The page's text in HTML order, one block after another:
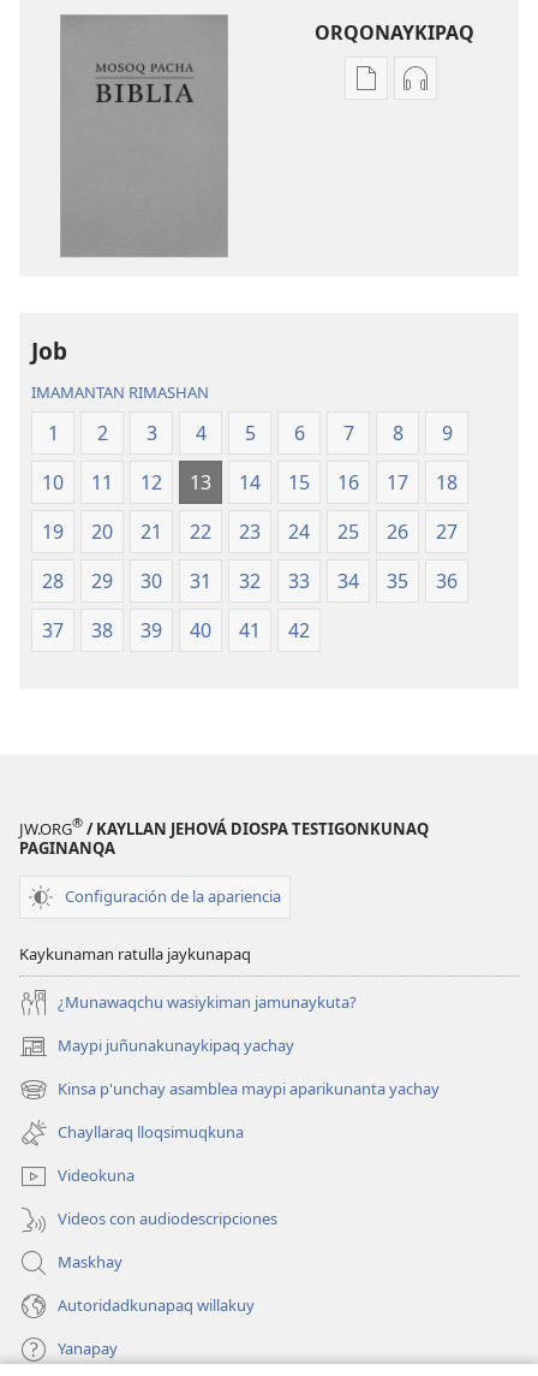
ORQONAYKIPAQ
Kaypi Kaypin
Job
IMAMANTAN RIMASHAN
1 2 3 4 5 6 7 8
9
10
11 12 13 14 15 16 17
18
19
20 21 22 23 24 25 26
27
28
29 30 31 32 33 34 35
36
37
38 39 40 41 42
JW.ORG® / KAYLLAN JEHOVÁ DIOSPA TESTIGONKUNAQ
PAGINANQA
Configuración de la apariencia
Kaykunaman ratulla jaykunapaq
¿Munawaqchu wasiykiman jamunaykuta?
Maypi juñunakunaykipaq yachay
(abre
una
nueva
ventana)
Kinsa p'unchay asamblea maypi aparikunanta yachay
(abre
una
nueva
ventana)
Chayllaraq lloqsimuqkuna
Videokuna
Videos con audiodescripciones
Maskhay
Autoridadkunapaq willakuy
Yanapay